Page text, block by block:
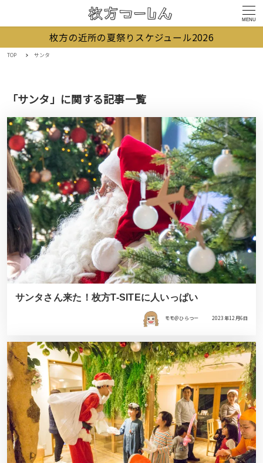
MENU
枚方の近所の夏祭りスケジュール2026
TOP サンタ
「サンタ」に関する記事一覧
サンタさん来た！枚方T-SITEに人いっぱい
モモ＠ひらつー 2023年12月6日